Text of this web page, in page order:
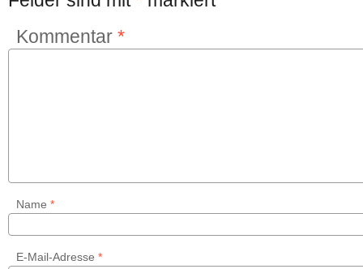
Kommentar *
Name *
E-Mail-Adresse *